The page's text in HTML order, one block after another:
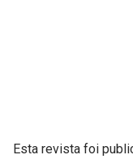
Esta revista foi